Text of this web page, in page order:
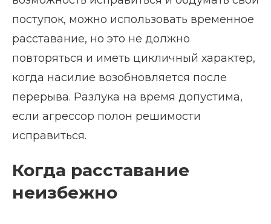
поступок, можно использовать временное
расставание, но это не должно
повторяться и иметь цикличный характер,
когда насилие возобновляется после
перерыва. Разлука на время допустима,
если агрессор полон решимости
исправиться.
Когда расставание
неизбежно